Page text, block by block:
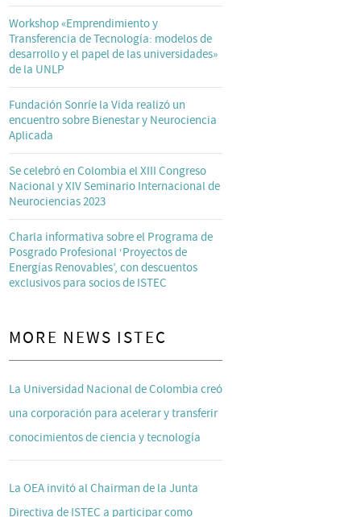
Workshop «Emprendimiento y
Transferencia de Tecnología: modelos de
desarrollo y el papel de las universidades»
de la UNLP
Fundación Sonríe la Vida realizó un
encuentro sobre Bienestar y Neurociencia
Aplicada
Se celebró en Colombia el XIII Congreso
Nacional y XIV Seminario Internacional de
Neurociencias 2023
Charla informativa sobre el Programa de
Posgrado Profesional ‘Proyectos de
Energías Renovables’, con descuentos
exclusivos para socios de ISTEC
MORE NEWS ISTEC
La Universidad Nacional de Colombia creó
una corporación para acelerar y transferir
conocimientos de ciencia y tecnología
La OEA invitó al Chairman de la Junta
Directiva de ISTEC a participar como